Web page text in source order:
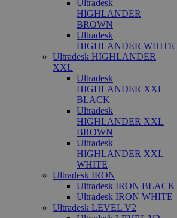
Ultradesk
HIGHLANDER
BROWN
Ultradesk
HIGHLANDER WHITE
Ultradesk HIGHLANDER
XXL
Ultradesk
HIGHLANDER XXL
BLACK
Ultradesk
HIGHLANDER XXL
BROWN
Ultradesk
HIGHLANDER XXL
WHITE
Ultradesk IRON
Ultradesk IRON BLACK
Ultradesk IRON WHITE
Ultradesk LEVEL V2